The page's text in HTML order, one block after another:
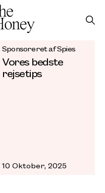
Sponsoreret af Spies
Vores bedste
rejsetips
10 Oktober, 2025